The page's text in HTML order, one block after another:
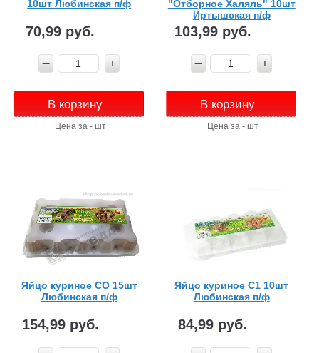
10шт Любинская п/ф
70,99 руб.
В корзину
Цена за - шт
"Отборное Халяль" 10шт
Иртышская п/ф
103,99 руб.
В корзину
Цена за - шт
Яйцо куриное СО 15шт
Любинская п/ф
154,99 руб.
Яйцо куриное С1 10шт
Любинская п/ф
84,99 руб.